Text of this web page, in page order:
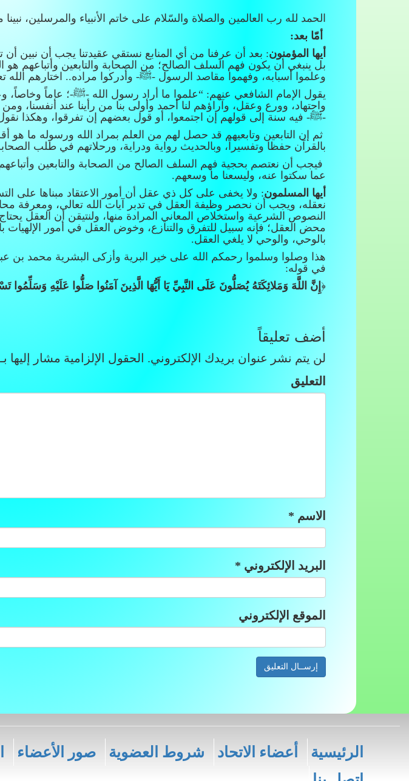
الحمد لله رب العالمين والصلاة والسّلام على خاتم الأنبياء والمرسلين،
أمّا بعد:
أيها المؤمنون: بعد أن عرفنا من أي المنابع نستقي عقيدتنا يجب أن نبين
بل ينبغي أن يكون فهم السلف الصالح؛ من الصحابة والتابعين
وعلموا أسبابه، وفهموا مقاصد الرسول -ﷺ- وأدركوا مراده.. اختارهم الله
يقول الإمام الشافعي عنهم: “علموا ما أراد رسول الله -ﷺ-؛ عاماً
واجتهاد، وورع وعقل، وآراؤهم لنا أحمد وأولى بنا من رأينا عند أنفسنا،
-ﷺ- فيه سنة إلى قولهم إن اجتمعوا، أو قول بعضهم إن تفرقوا، وهكذا
ثم إن التابعين وتابعيهم قد حصل لهم من العلم بمراد الله ورسوله ما
بالقرآن حفظا وتفسيراً، وبالحديث رواية ودراية، ورحلاتهم في طلب
فيجب أن نعتصم بحجية فهم السلف الصالح من الصحابة والتابعين
عما سكتوا عنه، وليسعنا ما وسعهم.
أيها المسلمون: ولا يخفى على كل ذي عقل أن أمور الاعتقاد مبناها على
نعقله، ويجب أن نحصر وظيفة العقل في تدبر آيات الله تعالى، ومعرفة
النصوص الشرعية واستخلاص المعاني المرادة منها، ولنتيقن أن العقل
محض العقل؛ فإنه سبيل للتفرق والتنازع، وخوض العقل في أمور الإلهيات
بالوحي، والوحي لا يلغي العقل.
هذا وصلوا وسلموا رحمكم الله على خير البرية وأزكى البشرية محمد
في قوله:
﴿ إِنَّ اللَّهَ وَمَلائِكَتَهُ يُصَلُّونَ عَلَى النَّبِيِّ يَا أَيُّهَا الَّذِينَ آمَنُوا صَلُّوا عَلَيْهِ وَسَلِّمُوا
أضف تعليقاً
لن يتم نشر عنوان بريدك الإلكتروني. الحقول الإلزامية مشار إليها بـ
التعليق
الاسم *
البريد الإلكتروني *
الموقع الإلكتروني
الرئيسية أعضاء الاتحاد شروط العضوية صور الأعضاء